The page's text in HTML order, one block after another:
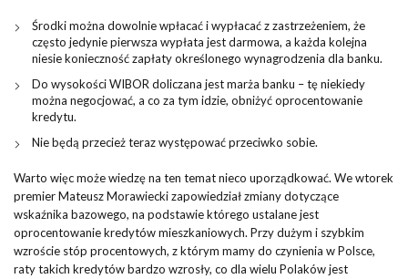
Środki można dowolnie wpłacać i wypłacać z zastrzeżeniem, że
często jedynie pierwsza wypłata jest darmowa, a każda kolejna
niesie konieczność zapłaty określonego wynagrodzenia dla banku.
Do wysokości WIBOR doliczana jest marża banku – tę niekiedy
można negocjować, a co za tym idzie, obniżyć oprocentowanie
kredytu.
Nie będą przecież teraz występować przeciwko sobie.
Warto więc może wiedzę na ten temat nieco uporządkować. We wtorek
premier Mateusz Morawiecki zapowiedział zmiany dotyczące
wskaźnika bazowego, na podstawie którego ustalane jest
oprocentowanie kredytów mieszkaniowych. Przy dużym i szybkim
wzroście stóp procentowych, z którym mamy do czynienia w Polsce,
raty takich kredytów bardzo wzrosły, co dla wielu Polaków jest